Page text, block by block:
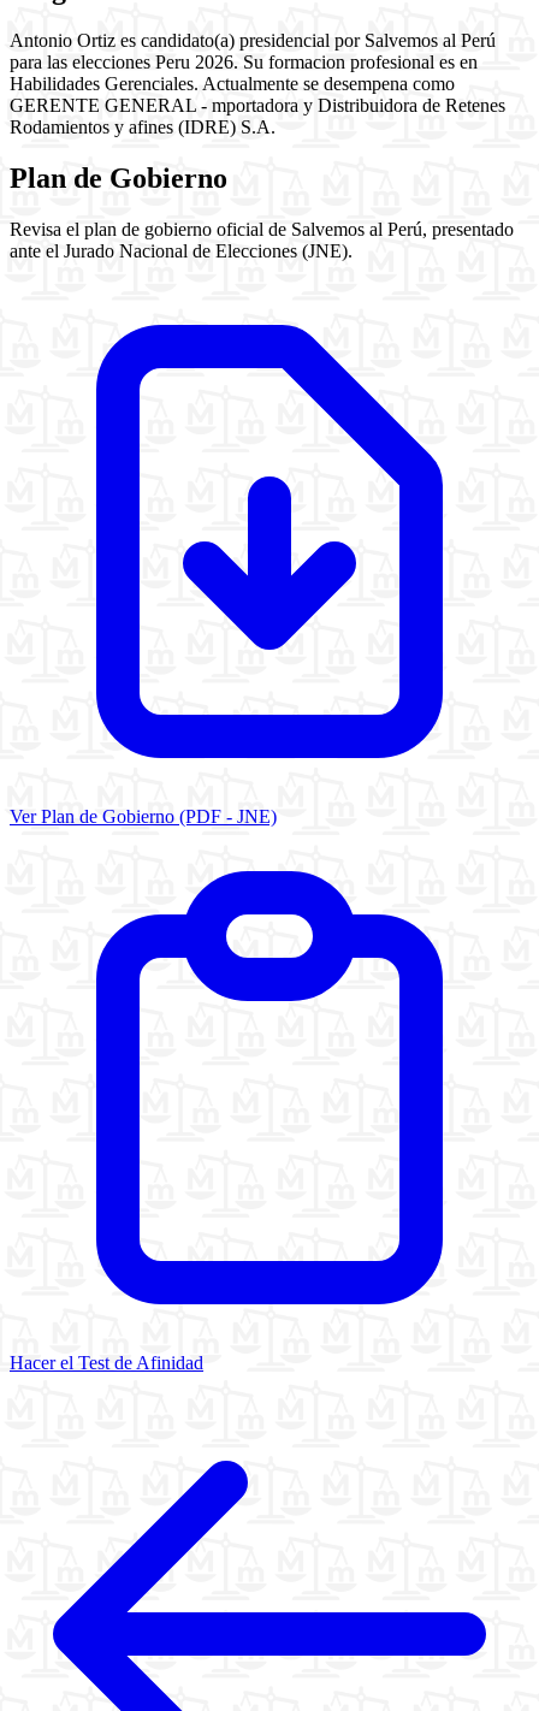
Antonio Ortiz es candidato(a) presidencial por Salvemos al Perú
para las elecciones Peru 2026. Su formacion profesional es en
Habilidades Gerenciales. Actualmente se desempena como
GERENTE GENERAL - mportadora y Distribuidora de Retenes
Rodamientos y afines (IDRE) S.A.
Plan de Gobierno
Revisa el plan de gobierno oficial de Salvemos al Perú, presentado
ante el Jurado Nacional de Elecciones (JNE).
Ver Plan de Gobierno (PDF - JNE)
Hacer el Test de Afinidad